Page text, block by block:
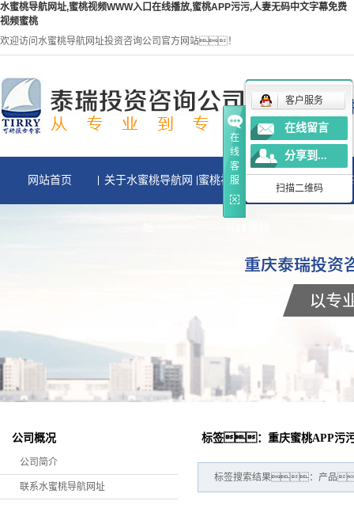
水蜜桃导航网址,蜜桃视频WWW入口在线播放,蜜桃APP污污,人妻无码中文字幕免费
视频蜜桃
欢迎访问水蜜桃导航网址投资咨询公司官方网站！
网站首页 关于水蜜桃导航网 蜜桃视频WWW入口 蜜桃
公司概况
公司简介
联系水蜜桃导航网址
标签：重庆蜜桃APP污
标签搜索结果：产品
在
线
客
服
客户服务
在线留言
分享到...
扫描二维码